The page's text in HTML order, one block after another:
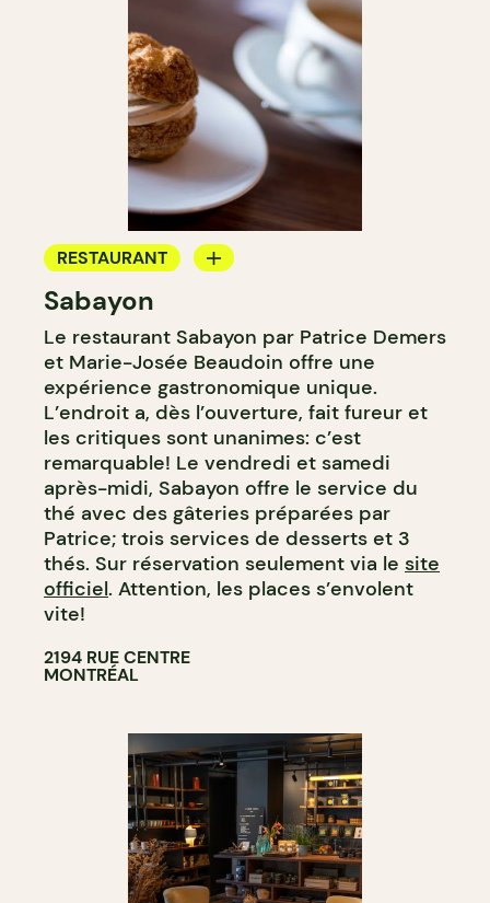
RESTAURANT
SALON DE THÉ
Sabayon
Le restaurant Sabayon par Patrice Demers
et Marie-Josée Beaudoin offre une
expérience gastronomique unique.
L’endroit a, dès l’ouverture, fait fureur et
les critiques sont unanimes: c’est
remarquable! Le vendredi et samedi
après-midi, Sabayon offre le service du
thé avec des gâteries préparées par
Patrice; trois services de desserts et 3
thés. Sur réservation seulement via le site
officiel. Attention, les places s’envolent
vite!
2194 RUE CENTRE
MONTRÉAL